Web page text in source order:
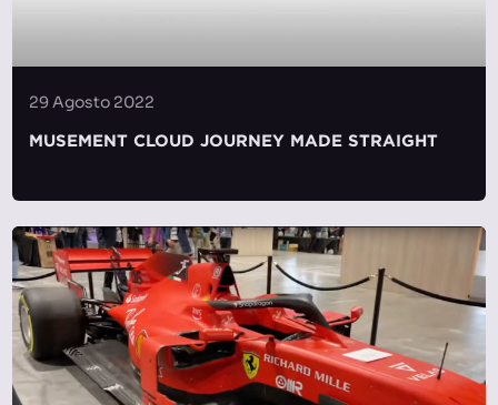
29 Agosto 2022
MUSEMENT CLOUD JOURNEY MADE STRAIGHT